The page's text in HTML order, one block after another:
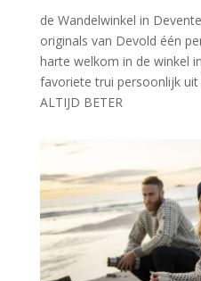
de Wandelwinkel in De
originals van Devold één
harte welkom in de winkel in
favoriete trui persoonlijk uit
ALTIJD BETER